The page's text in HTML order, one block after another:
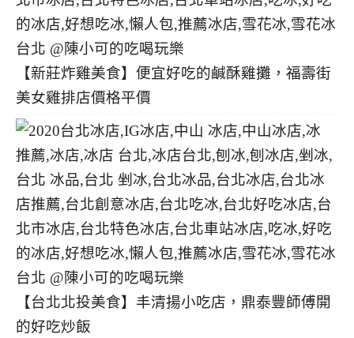
【新莊炸雞美食】便宜好吃的鹹酥雞攤，福壽街
美女雞排店價格平價
【台北北投美食】丰清揚小吃店，鼎泰豐師傅開
的好吃炒飯